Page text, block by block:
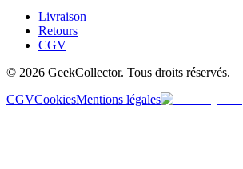
Livraison
Retours
CGV
© 2026 GeekCollector. Tous droits réservés.
CGVCookiesMentions légales